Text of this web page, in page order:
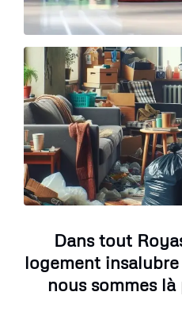
Dans tout
logement
nous sommes